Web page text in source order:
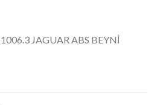
JAGUAR ABS BEYNİ